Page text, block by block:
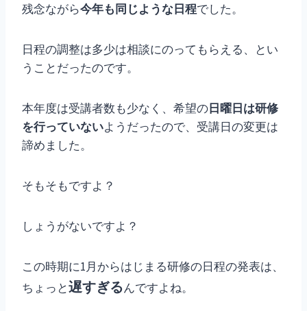
残念ながら今年も同じような日程でした。
日程の調整は多少は相談にのってもらえる、とい
うことだったのです。
本年度は受講者数も少なく、希望の日曜日は研修
を行っていないようだったので、受講日の変更は
諦めました。
そもそもですよ？
しょうがないですよ？
この時期に1月からはじまる研修の日程の発表は、
ちょっと遅すぎるんですよね。